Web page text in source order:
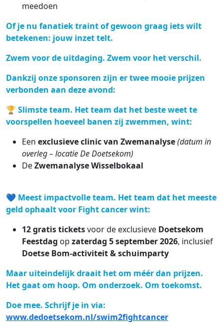
meedoen
Of je nu fanatiek traint of gewoon graag iets wilt
betekenen: jouw inzet telt.
Zwem voor de uitdaging. Zwem voor het verschil.
Dankzij onze sponsoren zijn er twee mooie prijzen
verbonden aan deze avond:
🏆 Slimste team. Het team dat het beste weet te
voorspellen hoeveel banen zij zwemmen, wint:
Een exclusieve clinic van Zwemanalyse(datum in
overleg – locatie De Doetsekom)
DeZwemanalyse Wisselbokaal
💙 Meest impactvolle team. Het team dat het meeste
geld ophaalt voor Fight cancer wint:
12 gratis ticketsvoor de exclusieve Doetsekom
Feestdag op zaterdag 5 september 2026, inclusief
Doetse Bom-activiteit & schuimparty
Maar uiteindelijk draait het om méér dan prijzen.
Het gaat om hoop. Om onderzoek. Om toekomst.
Doe mee. Schrijf je in via:
www.dedoetsekom.nl/swim2fightcancer